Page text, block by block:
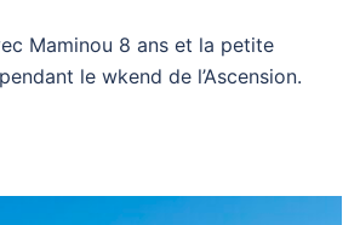
Maminou 8 ans et la petite
le wkend de l’Ascension.